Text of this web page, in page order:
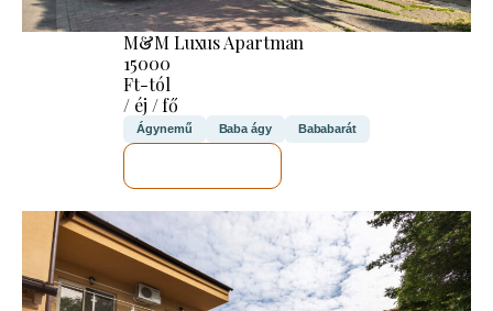
M&M Luxus Apartman
15000
Ft-tól
/ éj / fő
Ágynemű Baba ágy Bababarát